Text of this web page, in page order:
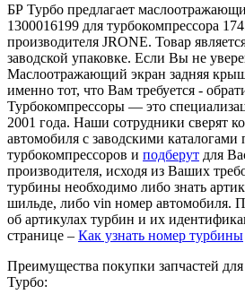
БР Турбо предлагает
1300016199 для турбокомпрессора
производителя JRONE. Товар
заводской упаковке. Если Вы не
Маслоотражающий экран задняя
именно тот, что Вам требуется -
Турбокомпрессоры — это
2001 года. Наши сотрудники сверят
автомобиля с заводскими каталогами
турбокомпрессоров и подберут для
производителя, исходя из Ваших
турбины необходимо либо знать
шильде, либо vin номер автомобиля.
об артикулах турбин и их
странице – Как узнать номер турбины
Преимущества покупки запчастей
Турбо: